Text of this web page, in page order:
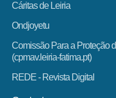
Cáritas de Leiria
Ondjoyetu
Comissão Para a Proteção
(cpmav.leiria-fatima.pt)
REDE - Revista Digital